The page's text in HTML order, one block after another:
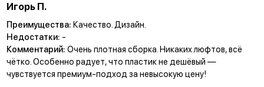
Игорь П.
Преимущества: Качество. Дизайн.
Недостатки: -
Комментарий: Очень плотная сборка. Никаких люфтов, всё
чётко. Особенно радует, что пластик не дешёвый —
чувствуется премиум-подход за невысокую цену!